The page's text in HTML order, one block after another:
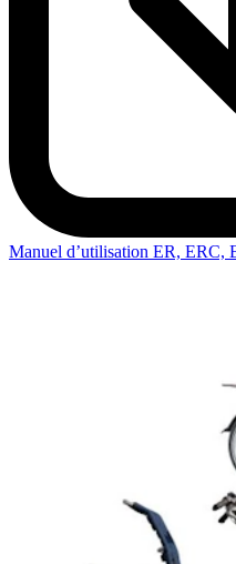
Manuel d’utilisation ER, ERC,